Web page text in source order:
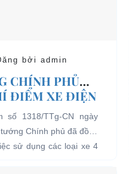
bởi admin
CHÍNH PHỦ
ĐIỂM XE ĐIỆN
KHÁCH DU
KHU VỰC
số 1318/TTg-CN ngày
Chính phủ đã đồng
sử dụng các loại xe 4